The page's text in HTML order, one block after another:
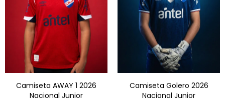
Camiseta AWAY 1 2026
Nacional Junior
Camiseta Golero 2026
Nacional Junior